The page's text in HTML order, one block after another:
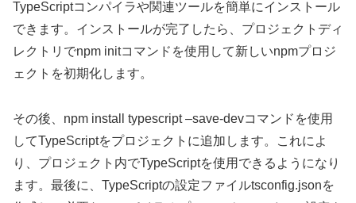
TypeScriptコンパイラや関連ツールを簡単にインストール
できます。インストールが完了したら、プロジェクトディ
レクトリでnpm initコマンドを使用して新しいnpmプロジ
ェクトを初期化します。
その後、npm install typescript –save-devコマンドを使用
してTypeScriptをプロジェクトに追加します。これによ
り、プロジェクト内でTypeScriptを使用できるようになり
ます。最後に、TypeScriptの設定ファイルtsconfig.jsonを